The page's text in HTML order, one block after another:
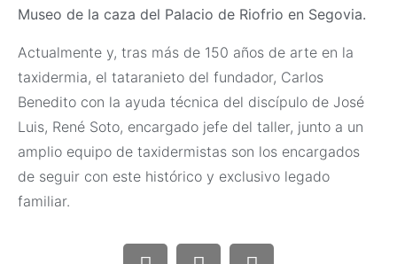
Museo de la caza del Palacio de Riofrio en Segovia.
Actualmente y, tras más de 150 años de arte en la
taxidermia, el tataranieto del fundador, Carlos
Benedito con la ayuda técnica del discípulo de José
Luis, René Soto, encargado jefe del taller, junto a un
amplio equipo de taxidermistas son los encargados
de seguir con este histórico y exclusivo legado
familiar.